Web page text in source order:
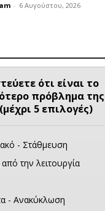
- 6 Αυγούστου, 2026
ότι είναι το
πρόβλημα της
5 επιλογές)
- Στάθμευση
την λειτουργία
- Ανακύκλωση